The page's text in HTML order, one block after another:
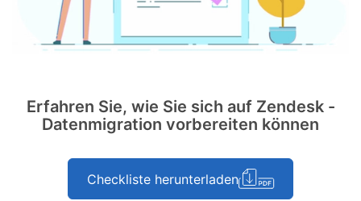
Erfahren Sie, wie Sie sich auf Zendesk -
Datenmigration vorbereiten können
Checkliste herunterladen